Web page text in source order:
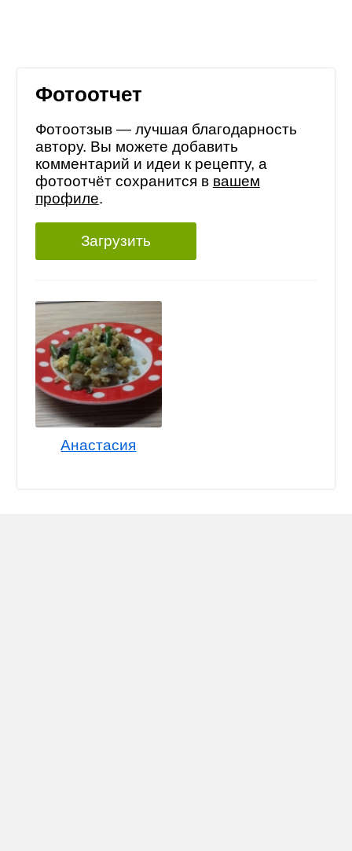
Фотоотчет
Фотоотзыв — лучшая благодарность
автору. Вы можете добавить
комментарий и идеи к рецепту, а
фотоотчёт сохранится в вашем
профиле.
Загрузить
Анастасия